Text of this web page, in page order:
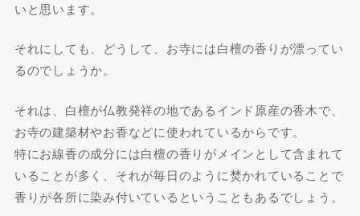
いと思います。
それにしても、どうして、お寺には白檀の香りが漂ってい
るのでしょうか。
それは、白檀が仏教発祥の地であるインド原産の香木で、
お寺の建築材やお香などに使われているからです。
特にお線香の成分には白檀の香りがメインとして含まれて
いることが多く、それが毎日のように焚かれていることで
香りが各所に染み付いているということもあるでしょう。